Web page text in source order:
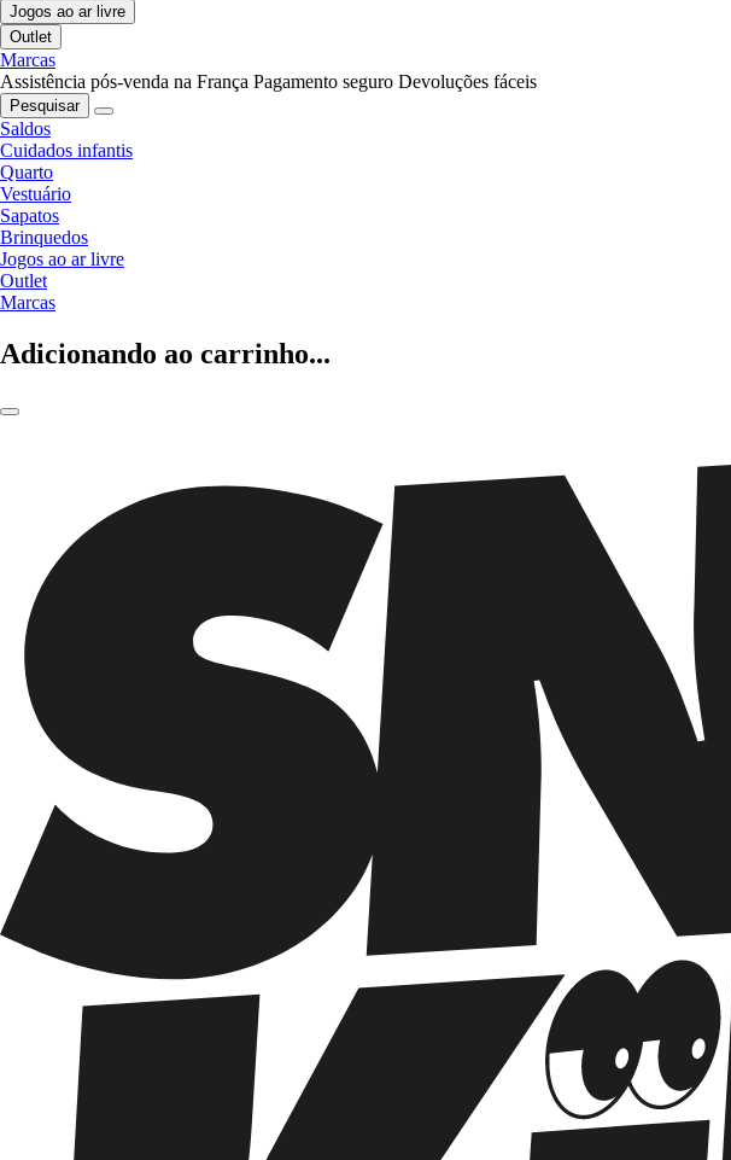
Jogos ao ar livre
Outlet
Marcas
Assistência pós-venda na França Pagamento seguro Devoluções fáceis
Pesquisar
Saldos
Cuidados infantis
Quarto
Vestuário
Sapatos
Brinquedos
Jogos ao ar livre
Outlet
Marcas
Adicionando ao carrinho...